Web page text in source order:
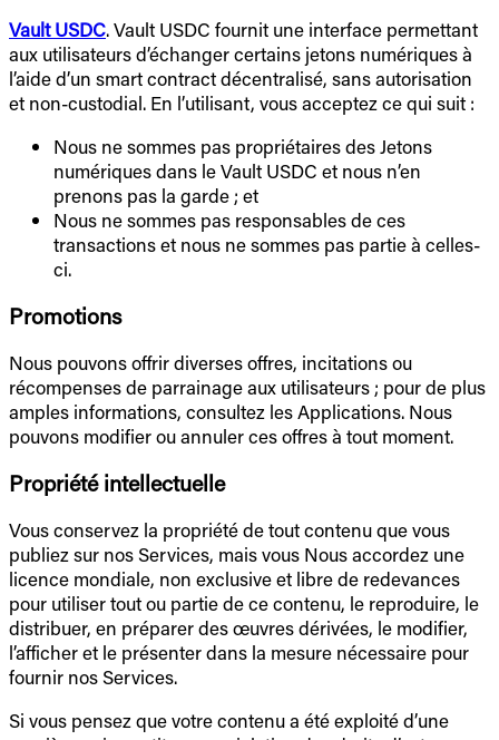
Vault USDC. Vault USDC fournit une interface permettant
aux utilisateurs d’échanger certains jetons numériques à
l’aide d’un smart contract décentralisé, sans autorisation
et non-custodial. En l’utilisant, vous acceptez ce qui suit :
Nous ne sommes pas propriétaires des Jetons
numériques dans le Vault USDC et nous n’en
prenons pas la garde ; et
Nous ne sommes pas responsables de ces
transactions et nous ne sommes pas partie à celles-
ci.
Promotions
Nous pouvons offrir diverses offres, incitations ou
récompenses de parrainage aux utilisateurs ; pour de plus
amples informations, consultez les Applications. Nous
pouvons modifier ou annuler ces offres à tout moment.
Propriété intellectuelle
Vous conservez la propriété de tout contenu que vous
publiez sur nos Services, mais vous Nous accordez une
licence mondiale, non exclusive et libre de redevances
pour utiliser tout ou partie de ce contenu, le reproduire, le
distribuer, en préparer des œuvres dérivées, le modifier,
l’afficher et le présenter dans la mesure nécessaire pour
fournir nos Services.
Si vous pensez que votre contenu a été exploité d’une